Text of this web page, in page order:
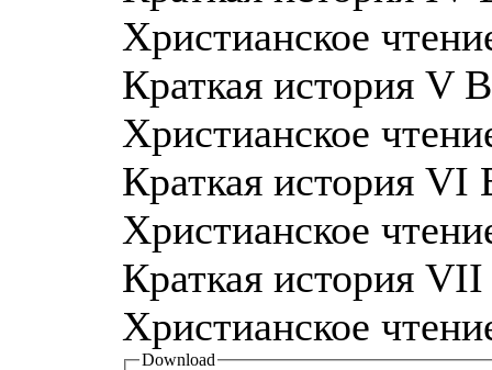
Христианское
Краткая история V
Христианское
Краткая история VI
Христианское
Краткая история
Христианское
Download